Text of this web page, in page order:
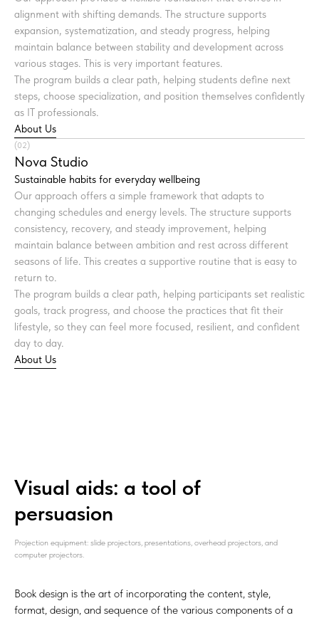
alignment with shifting demands. The structure supports
expansion, systematization, and steady progress, helping
maintain balance between stability and development across
various stages. This is very important features.
The program builds a clear path, helping students define next
steps, choose specialization, and position themselves confidently
as IT professionals.
About Us
(02)
Nova Studio
Sustainable habits for everyday wellbeing
Our approach offers a simple framework that adapts to
changing schedules and energy levels. The structure supports
consistency, recovery, and steady improvement, helping
maintain balance between ambition and rest across different
seasons of life. This creates a supportive routine that is easy to
return to.
The program builds a clear path, helping participants set realistic
goals, track progress, and choose the practices that fit their
lifestyle, so they can feel more focused, resilient, and confident
day to day.
About Us
Visual aids: a tool of
persuasion
Projection equipment: slide projectors, presentations, overhead projectors, and
computer projectors.
Book design is the art of incorporating the content, style,
format, design, and sequence of the various components of a